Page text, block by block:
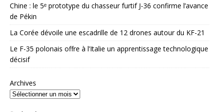
Chine : le 5ᵉ prototype du chasseur furtif J-36 confirme l’avance
de Pékin
La Corée dévoile une escadrille de 12 drones autour du KF-21
Le F-35 polonais offre à l’Italie un apprentissage technologique
décisif
Archives